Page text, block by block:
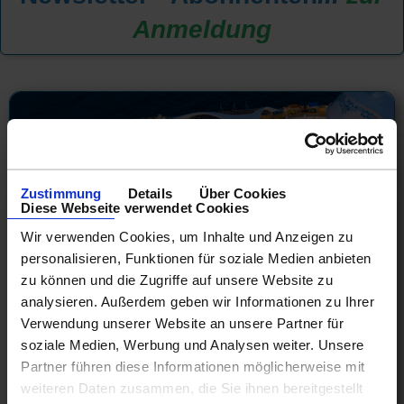
Zustimmung Details
Über Cookies
Diese Webseite verwendet Cookies
Wir verwenden Cookies, um Inhalte und Anzeigen zu
personalisieren, Funktionen für soziale Medien anbieten
zu können und die Zugriffe auf unsere Website zu
analysieren. Außerdem geben wir Informationen zu Ihrer
Verwendung unserer Website an unsere Partner für
soziale Medien, Werbung und Analysen weiter. Unsere
Partner führen diese Informationen möglicherweise mit
weiteren Daten zusammen, die Sie ihnen bereitgestellt
Anmeldung
Royal Caribbeaan Sommer im
Mittelmeer! Jetzt buchen...
Westliches Mittelmeer 8 Tage ab Ravenna an Barcelona